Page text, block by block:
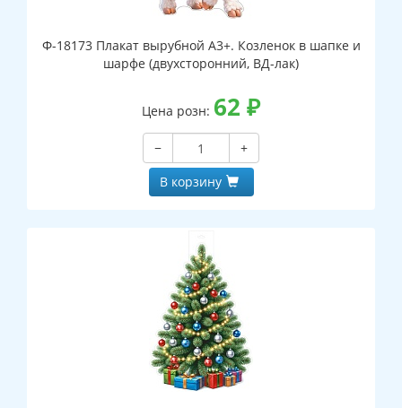
Ф-18173 Плакат вырубной А3+. Козленок в шапке и
шарфе (двухсторонний, ВД-лак)
Цена розн: 62 ₽
−
+
В корзину